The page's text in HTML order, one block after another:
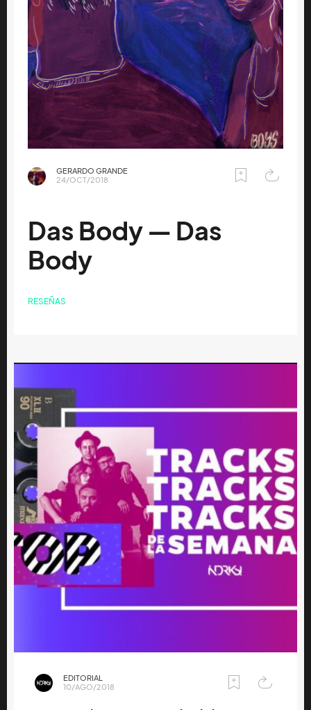
GERARDO GRANDE
24/OCT/2018
Das Body — Das
Body
RESEÑAS
EDITORIAL
10/AGO/2018